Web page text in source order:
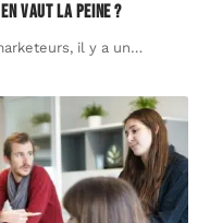
vaut la peine ?
il y a un…